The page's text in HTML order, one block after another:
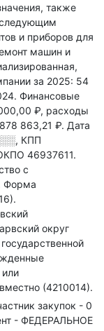
, также
и приборов для
машин и
за 2025: 54
Финансовые
₽, расходы
863,21 ₽. Дата
, КПП
46937611.
с
Форма
округ
(4210014).
закупок - 0
- ФЕДЕРАЛЬНОЕ